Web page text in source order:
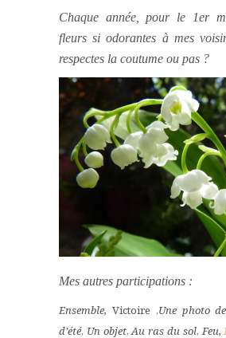
Chaque année, pour le 1er
fleurs si odorantes à mes
respectes la coutume ou pas ?
Mes autres participations :
Ensemble, Victoire ,Une photo
d’été, Un objet,Au ras du sol,Feu,